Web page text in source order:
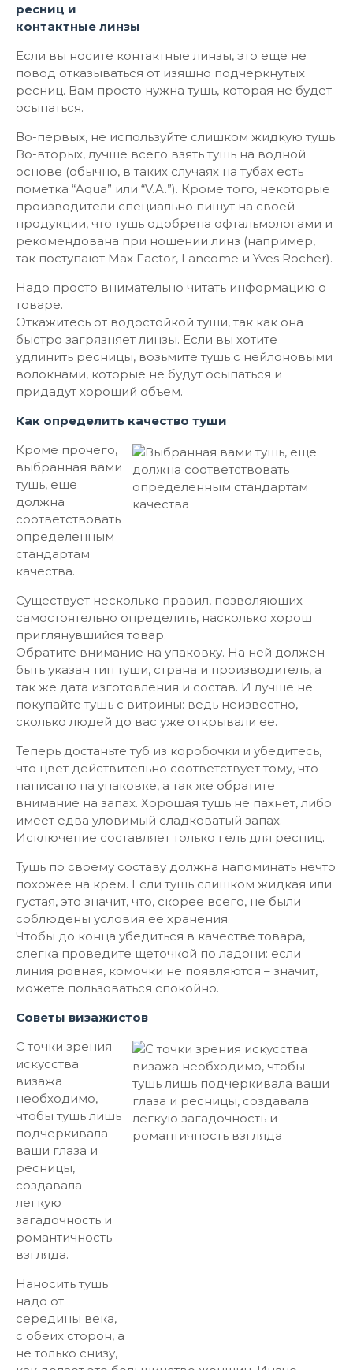
ресниц и
контактные линзы
Если вы носите контактные линзы, это еще не
повод отказываться от изящно подчеркнутых
ресниц. Вам просто нужна тушь, которая не будет
осыпаться.
Во-первых, не используйте слишком жидкую тушь.
Во-вторых, лучше всего взять тушь на водной
основе (обычно, в таких случаях на тубах есть
пометка “Aqua” или “V.A.”). Кроме того, некоторые
производители специально пишут на своей
продукции, что тушь одобрена офтальмологами и
рекомендована при ношении линз (например,
так поступают Max Factor, Lancome и Yves Rocher).
Надо просто внимательно читать информацию о
товаре.
Откажитесь от водостойкой туши, так как она
быстро загрязняет линзы. Если вы хотите
удлинить ресницы, возьмите тушь с нейлоновыми
волокнами, которые не будут осыпаться и
придадут хороший объем.
Как определить качество туши
Кроме прочего,
выбранная вами
тушь, еще
должна
соответствовать
определенным
стандартам
качества.
Существует несколько правил, позволяющих
самостоятельно определить, насколько хорош
приглянувшийся товар.
Обратите внимание на упаковку. На ней должен
быть указан тип туши, страна и производитель, а
так же дата изготовления и состав. И лучше не
покупайте тушь с витрины: ведь неизвестно,
сколько людей до вас уже открывали ее.
Теперь достаньте туб из коробочки и убедитесь,
что цвет действительно соответствует тому, что
написано на упаковке, а так же обратите
внимание на запах. Хорошая тушь не пахнет, либо
имеет едва уловимый сладковатый запах.
Исключение составляет только гель для ресниц.
Тушь по своему составу должна напоминать нечто
похожее на крем. Если тушь слишком жидкая или
густая, это значит, что, скорее всего, не были
соблюдены условия ее хранения.
Чтобы до конца убедиться в качестве товара,
слегка проведите щеточкой по ладони: если
линия ровная, комочки не появляются – значит,
можете пользоваться спокойно.
Советы визажистов
С точки зрения
искусства
визажа
необходимо,
чтобы тушь лишь
подчеркивала
ваши глаза и
ресницы,
создавала
легкую
загадочность и
романтичность
взгляда.
Наносить тушь
надо от
середины века,
с обеих сторон, а
не только снизу,